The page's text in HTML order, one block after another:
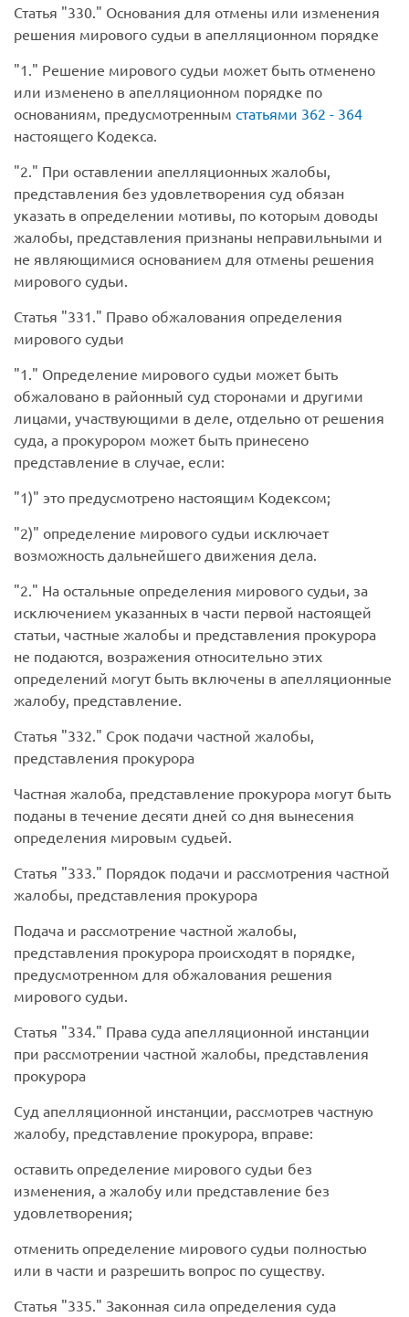
Статья 330.
Основания для отмены или изменения
решения мирового судьи в апелляционном порядке
1.
Решение мирового судьи может быть отменено
или изменено в апелляционном порядке по
основаниям, предусмотренным статьями 362 - 364
настоящего Кодекса.
2.
При оставлении апелляционных жалобы,
представления без удовлетворения суд обязан
указать в определении мотивы, по которым доводы
жалобы, представления признаны неправильными и
не являющимися основанием для отмены решения
мирового судьи.
Статья
331.
Право обжалования определения
мирового судьи
1.
Определение мирового судьи может быть
обжаловано в районный суд сторонами и другими
лицами, участвующими в деле, отдельно от решения
суда, а прокурором может быть принесено
представление в случае, если:
1)
это предусмотрено настоящим Кодексом;
2) определение мирового судьи исключает
возможность дальнейшего движения дела.
2.
На остальные определения мирового судьи, за
исключением указанных в части первой настоящей
статьи, частные жалобы и представления прокурора
не подаются, возражения относительно этих
определений могут быть включены в апелляционные
жалобу, представление.
Статья
332.
Срок подачи частной жалобы,
представления прокурора
Частная жалоба, представление прокурора могут быть
поданы в течение десяти дней со дня вынесения
определения мировым судьей.
Статья
333.
Порядок подачи и рассмотрения частной
жалобы, представления прокурора
Подача и рассмотрение частной жалобы,
представления прокурора происходят в порядке,
предусмотренном для обжалования решения
мирового судьи.
Статья
334.
Права суда апелляционной инстанции
при рассмотрении частной жалобы, представления
прокурора
Суд апелляционной инстанции, рассмотрев частную
жалобу, представление прокурора, вправе:
оставить определение мирового судьи без
изменения, а жалобу или представление без
удовлетворения;
отменить определение мирового судьи полностью
или в части и разрешить вопрос по существу.
Статья
335. Законная сила определения суда